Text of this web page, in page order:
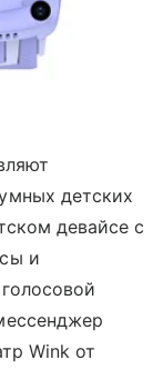
детских
девайсе с
и
Wink от